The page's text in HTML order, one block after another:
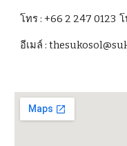
โทร : +66 2 247 0123
อีเมล์ :